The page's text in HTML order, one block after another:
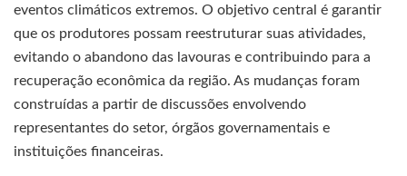
eventos climáticos extremos. O objetivo central é garantir
que os produtores possam reestruturar suas atividades,
evitando o abandono das lavouras e contribuindo para a
recuperação econômica da região. As mudanças foram
construídas a partir de discussões envolvendo
representantes do setor, órgãos governamentais e
instituições financeiras.